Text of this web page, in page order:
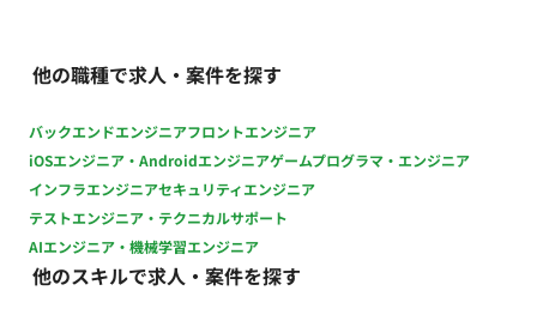
他の職種で求人・案件を探す
バックエンドエンジニアフロントエンジニア
iOSエンジニア・Androidエンジニアゲームプログラマ・エンジニア
インフラエンジニアセキュリティエンジニア
テストエンジニア・テクニカルサポート
AIエンジニア・機械学習エンジニア
他のスキルで求人・案件を探す